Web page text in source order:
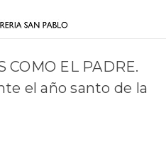
COMO EL PADRE.
el año santo de la